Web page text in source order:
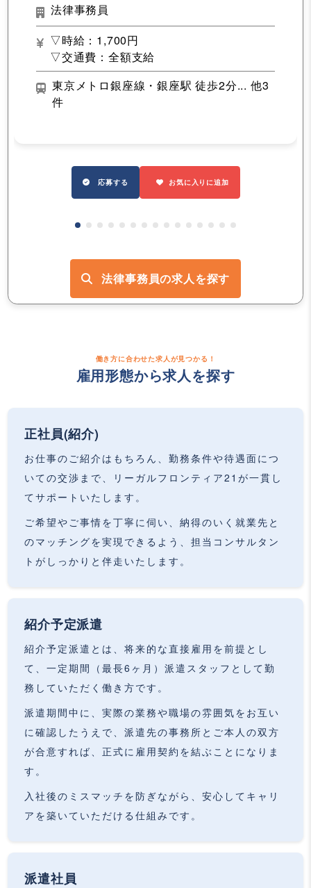
法律事務員
▽時給：1,700円
▽交通費：全額支給
東京メトロ銀座線・銀座駅 徒歩2分... 他3
件
応募する お気に入りに追加
法律事務員の求人を探す
働き方に合わせた求人が見つかる！
雇用形態から求人を探す
正社員(紹介)
お仕事のご紹介はもちろん、勤務条件や待遇面につ
いての交渉まで、リーガルフロンティア21が一貫し
てサポートいたします。
ご希望やご事情を丁寧に伺い、納得のいく就業先と
のマッチングを実現できるよう、担当コンサルタン
トがしっかりと伴走いたします。
紹介予定派遣
紹介予定派遣とは、将来的な直接雇用を前提とし
て、一定期間（最長6ヶ月）派遣スタッフとして勤
務していただく働き方です。
派遣期間中に、実際の業務や職場の雰囲気をお互い
に確認したうえで、派遣先の事務所とご本人の双方
が合意すれば、正式に雇用契約を結ぶことになりま
す。
入社後のミスマッチを防ぎながら、安心してキャリ
アを築いていただける仕組みです。
派遣社員